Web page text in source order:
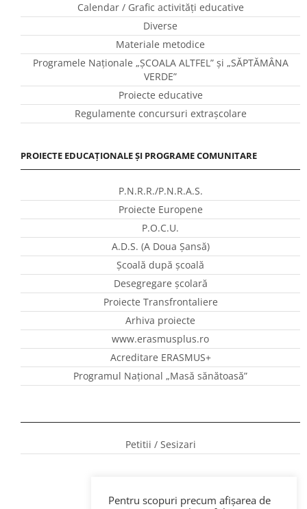
Calendar / Grafic activităţi educative
Diverse
Materiale metodice
Programele Naţionale „ŞCOALA ALTFEL” și „SĂPTĂMÂNA
VERDE”
Proiecte educative
Regulamente concursuri extraşcolare
PROIECTE EDUCAȚIONALE ȘI PROGRAME COMUNITARE
P.N.R.R./P.N.R.A.S.
Proiecte Europene
P.O.C.U.
A.D.S. (A Doua Șansă)
Școală după școală
Desegregare școlară
Proiecte Transfrontaliere
Arhiva proiecte
www.erasmusplus.ro
Acreditare ERASMUS+
Programul Național „Masă sănătoasă”
Petitii / Sesizari
Pentru scopuri precum afișarea de